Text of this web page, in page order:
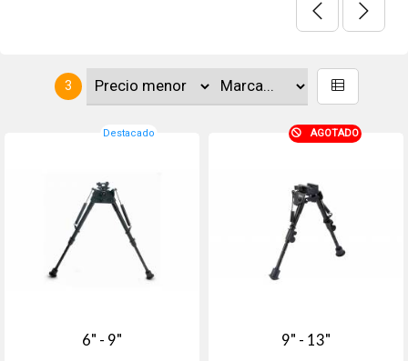
3
Destacado
6" - 9"
AGOTADO
9" - 13"